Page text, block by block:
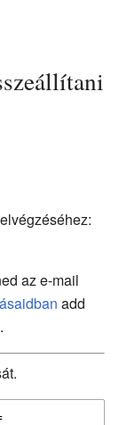
az e-mail
add